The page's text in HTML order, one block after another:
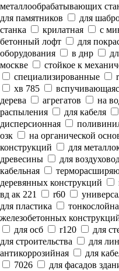
металлообрабатывающих
для памятников
для
станка
крилатная с
бетонный лофт
для
оборудования
в днр
москве
стойкое к
специализированные
хв 785
дерева
агрегатов на
распыления
для кабеля
дисперсионная
озк
на органической
конструкций
для
древесины
для
кабельная
деревянных конструкций
вд ак 221
r60
для пластика
железобетонных
для осб
r120 для
для строительства
для
антикоррозийная
для
7026
для фасадов